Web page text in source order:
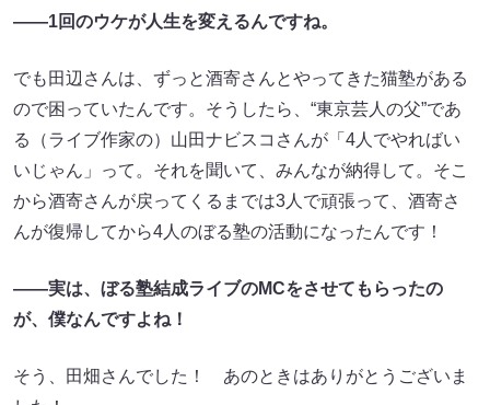
――1回のウケが人生を変えるんですね。
でも田辺さんは、ずっと酒寄さんとやってきた猫塾がある
ので困っていたんです。そうしたら、“東京芸人の父”であ
る（ライブ作家の）山田ナビスコさんが「4人でやればい
いじゃん」って。それを聞いて、みんなが納得して。そこ
から酒寄さんが戻ってくるまでは3人で頑張って、酒寄さ
んが復帰してから4人のぼる塾の活動になったんです！
――実は、 ぼる塾結成ライブのMCをさせてもらったの
が、僕なんですよね！
そう、田畑さんでした！ あのときはありがとうございま